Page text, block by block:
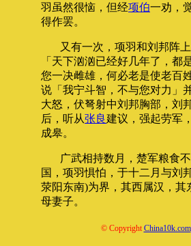
羽虽然很恼，但经项伯一劝，
得作罢。
又有一次，项羽和刘邦阵
「天下汹汹已经好几年了，都
您一决雌雄，何必老是使老百
说「我宁斗智，不与您对力」
大怒，伏弩射中刘邦胸部，刘
后，听从张良建议，强起劳军
成皋。
广武相持数月，楚军粮食
国，项羽惧怕，于十二月与刘
荥阳东南)为界，其西属汉，其
母妻子。
© CopyrightChina10k.com